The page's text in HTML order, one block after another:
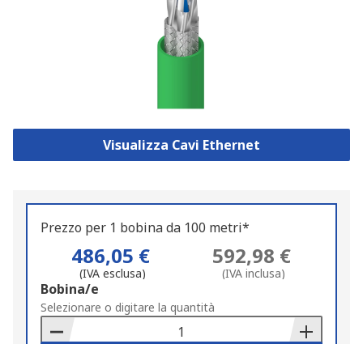
Visualizza Cavi Ethernet
Prezzo per 1 bobina da 100 metri*
486,05 €
(IVA esclusa)
592,98 €
(IVA inclusa)
Add
to
Basket
Bobina/e
Selezionare o digitare la quantità